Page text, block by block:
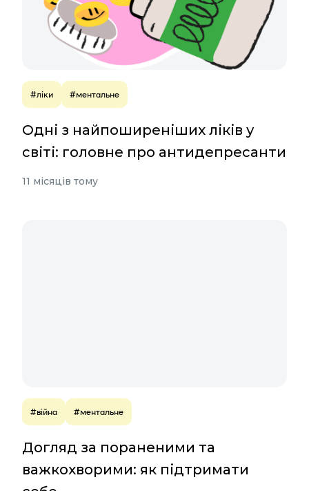
#ліки #ментальне
Одні з найпоширеніших ліків у
світі: головне про антидепресанти
11 місяців тому
#війна #ментальне
Догляд за пораненими та
важкохворими: як підтримати